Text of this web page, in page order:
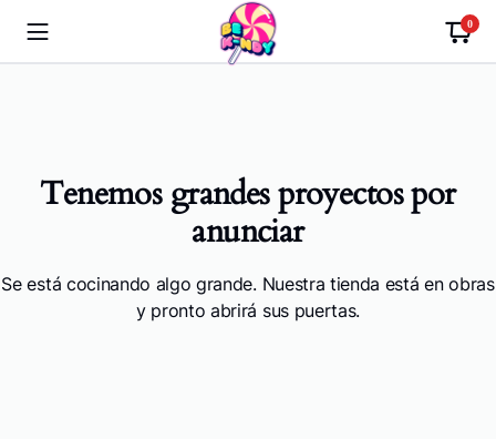
0
Tenemos grandes proyectos por
anunciar
Se está cocinando algo grande. Nuestra tienda está en obras
y pronto abrirá sus puertas.